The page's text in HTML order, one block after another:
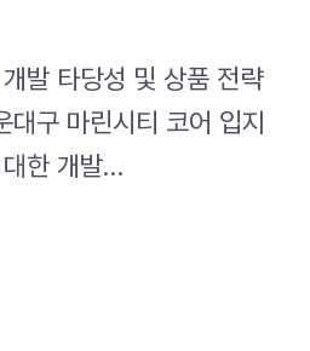
발 타당성 및 상품 전략
대구 마린시티 코어 입지
한 개발…